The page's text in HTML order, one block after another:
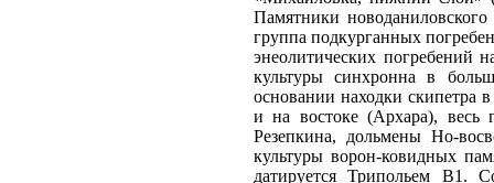
Памятники
группа подкурганных
энеолитических погребений
культуры синхронна в
основании находки скипетра
и на востоке (Архара), весь
Резепкина, дольмены Но-
культуры ворон-ковидных
датируется Трипольем В1.